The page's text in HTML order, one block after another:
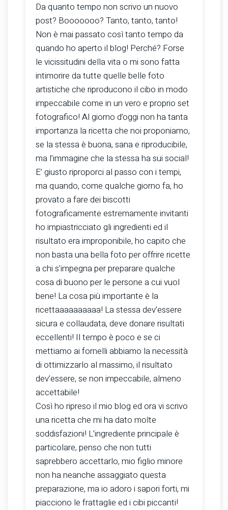
Da quanto tempo non scrivo un nuovo
post? Booooooo? Tanto, tanto, tanto!
Non è mai passato così tanto tempo da
quando ho aperto il blog! Perché? Forse
le vicissitudini della vita o mi sono fatta
intimorire da tutte quelle belle foto
artistiche che riproducono il cibo in modo
impeccabile come in un vero e proprio set
fotografico! Al giorno d’oggi non ha tanta
importanza la ricetta che noi proponiamo,
se la stessa è buona, sana e riproducibile,
ma l’immagine che la stessa ha sui social!
E’ giusto riproporci al passo con i tempi,
ma quando, come qualche giorno fa, ho
provato a fare dei biscotti
fotograficamente estremamente invitanti
ho impiastricciato gli ingredienti ed il
risultato era improponibile, ho capito che
non basta una bella foto per offrire ricette
a chi s’impegna per preparare qualche
cosa di buono per le persone a cui vuol
bene! La cosa più importante è la
ricettaaaaaaaaaa! La stessa dev’essere
sicura e collaudata, deve donare risultati
eccellenti! Il tempo è poco e se ci
mettiamo ai fornelli abbiamo la necessità
di ottimizzarlo al massimo, il risultato
dev’essere, se non impeccabile, almeno
accettabile!
Così ho ripreso il mio blog ed ora vi scrivo
una ricetta che mi ha dato molte
soddisfazioni! L’ingrediente principale è
particolare, penso che non tutti
saprebbero accettarlo, mio figlio minore
non ha neanche assaggiato questa
preparazione, ma io adoro i sapori forti, mi
piacciono le frattaglie ed i cibi piccanti!